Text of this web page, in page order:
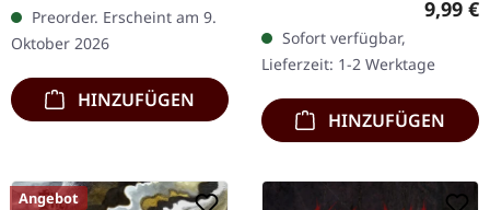
Clear/Blood Splatter
Doppel-Vinyl im…
Preorder. Erscheint am 9.
Oktober 2026
HINZUFÜGEN
Chaos Records. CD im
Jewelcase mit 12-seitigem
Booklet. Subterfuge
Carver…
9,99 €
Sofort verfügbar,
Lieferzeit: 1-2 Werktage
HINZUFÜGEN
Angebot